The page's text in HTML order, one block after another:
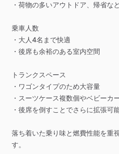
・荷物の多いアウトドア、帰省な
乗車人数
・大人4名まで快適
・後席も余裕のある室内空間
トランクスペース
・ワゴンタイプのため大容量
・スーツケース複数個やベビーカ
・後席を倒すことでさらに拡張可
落ち着いた乗り味と燃費性能を重
す。